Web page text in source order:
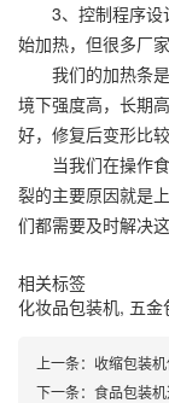
3、控制程序设
始加热，但很多厂
我们的加热条是
境下强度高，长期
好，修复后变形比
当我们在操作食
裂的主要原因就是
们都需要及时解决这
相关标签
化妆品包装机, 五金
上一条： 收缩包装
下一条： 食品包装机